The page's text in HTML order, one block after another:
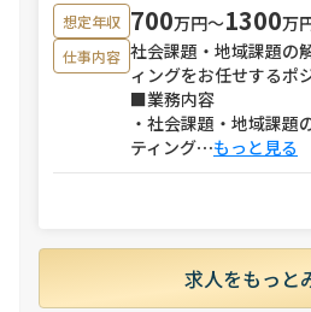
想定年収 700万円〜1300万
仕事内容 社会課題・地域課題の
ィングをお任せするポ
■業務内容
・社会課題・地域課題
ティング⋯もっと見る
求人をもっと